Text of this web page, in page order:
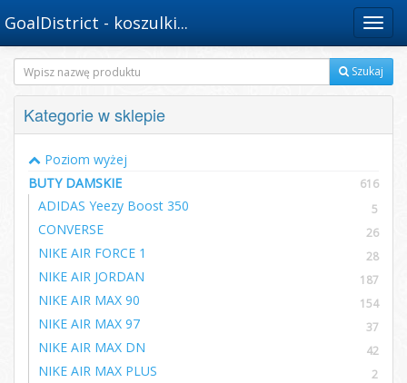
Menu
GoalDistrict - koszulki...
Szukaj
Kategorie w sklepie
Poziom wyżej
BUTY DAMSKIE
616
ADIDAS Yeezy Boost 350 5
CONVERSE 26
NIKE AIR FORCE 1 28
NIKE AIR JORDAN 187
NIKE AIR MAX 90 154
NIKE AIR MAX 97 37
NIKE AIR MAX DN 42
NIKE AIR MAX PLUS 2